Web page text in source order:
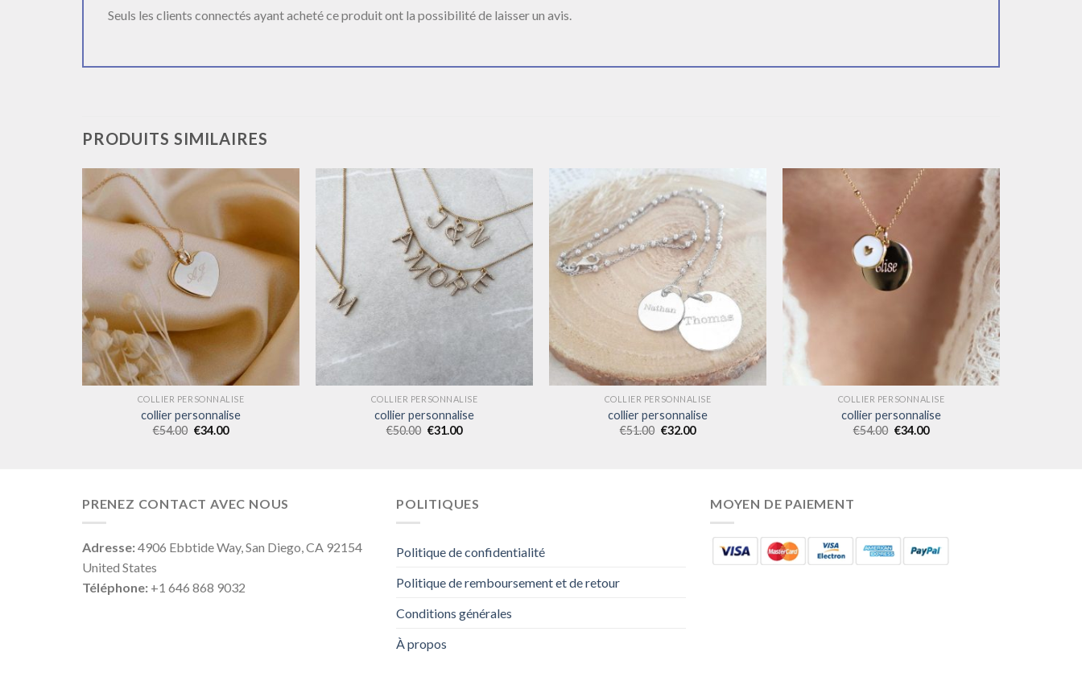
Seuls les clients connectés ayant acheté ce produit ont la possibilité de laisser un avis.
PRODUITS SIMILAIRES
COLLIER PERSONNALISE
collier personnalise
€54.00 €34.00
COLLIER PERSONNALISE
collier personnalise
€50.00 €31.00
COLLIER PERSONNALISE
collier personnalise
€51.00 €32.00
COLLIER PERSONNALISE
collier personnalise
€54.00 €34.00
PRENEZ CONTACT AVEC NOUS
Adresse:4906 Ebbtide Way, San Diego, CA 92154
United States
Téléphone: +1 646 868 9032
POLITIQUES
Politique de confidentialité
Politique de remboursement et de retour
Conditions générales
À propos
MOYEN DE PAIEMENT